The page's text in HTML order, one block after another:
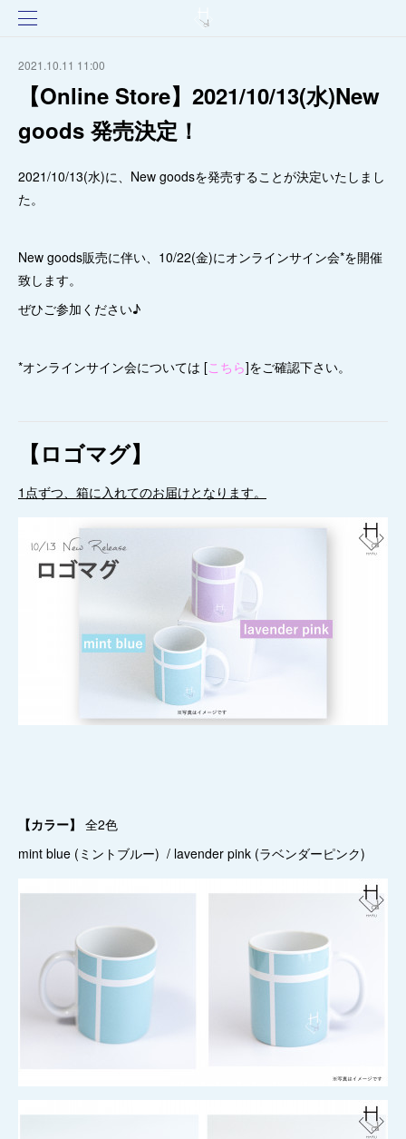
2021.10.11 11:00
【Online Store】2021/10/13(水)New
goods 発売決定！
2021/10/13(水)に、New goodsを発売することが決定いたしまし
た。
New goods販売に伴い、10/22(金)にオンラインサイン会*を開催
致します。
ぜひご参加ください♪
*オンラインサイン会については [こちら]をご確認下さい。
【ロゴマグ】
1点ずつ、箱に入れてのお届けとなります。
【カラー】 全2色
mint blue (ミントブルー) / lavender pink (ラベンダーピンク)